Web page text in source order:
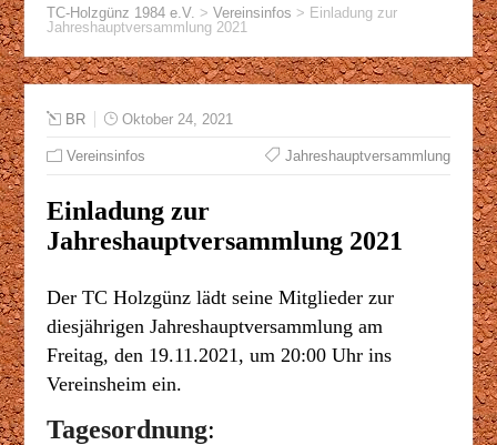
TC-Holzgünz 1984 e.V. >Vereinsinfos > Einladung zur
Jahreshauptversammlung 2021
BR Oktober 24, 2021
Vereinsinfos Jahreshauptversammlung
Einladung zur
Jahreshauptversammlung 2021
Der TC Holzgünz lädtseineMitglieder zur
diesjährigen Jahreshauptversammlung am
Freitag, den 19.11 .2021 , um 20:00 Uhr ins
Vereinsheim ein.
Tagesordnung: